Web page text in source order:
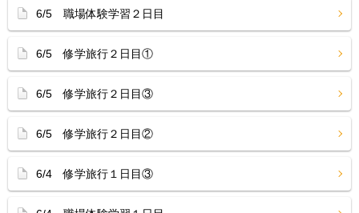
6/5 職場体験学習２日目
6/5 修学旅行２日目①
6/5 修学旅行２日目③
6/5 修学旅行２日目②
6/4 修学旅行１日目③